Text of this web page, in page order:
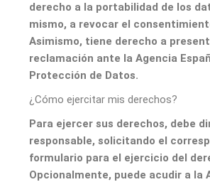
derecho a la portabilidad de los
mismo, a revocar el
Asimismo, tiene derecho a
reclamación ante la Agencia
Protección de Datos.
¿Cómo ejercitar mis derechos?
Para ejercer sus derechos, debe
responsable, solicitando el
formulario para el ejercicio del
Opcionalmente, puede acudir a la